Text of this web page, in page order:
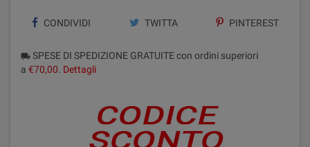
CONDIVIDI TWITTA PINTEREST
local_shipping SPESE DI SPEDIZIONE GRATUITE con ordini superiori
a €70,00. Dettagli